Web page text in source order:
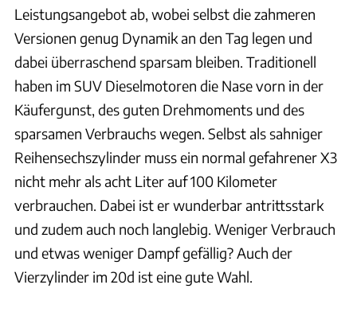
Leistungsangebot ab, wobei selbst die zahmeren
Versionen genug Dynamik an den Tag legen und
dabei überraschend sparsam bleiben. Traditionell
haben im SUV Dieselmotoren die Nase vorn in der
Käufergunst, des guten Drehmoments und des
sparsamen Verbrauchs wegen. Selbst als sahniger
Reihensechszylinder muss ein normal gefahrener X3
nicht mehr als acht Liter auf 100 Kilometer
verbrauchen. Dabei ist er wunderbar antrittsstark
und zudem auch noch langlebig. Weniger Verbrauch
und etwas weniger Dampf gefällig? Auch der
Vierzylinder im 20d ist eine gute Wahl.